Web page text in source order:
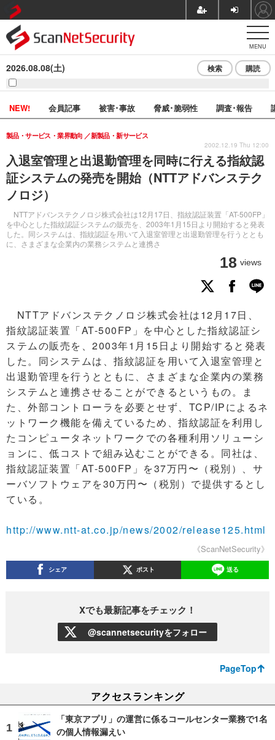
MENU
2026.08.08(土) 検索 購読
NEW! 会員記事 被害･事故 脅威･脆弱性 調査･報告
入退室管理と出退勤管理を同時に行える指紋認
証システムの発売を開始（NTTアドバンステク
ノロジ）
NTTアドバンステクノロジ株式会社は12月17日、指紋認証装置「AT-500FP」
を中心とした指紋認証システムの販売を、2003年1月15日より開始すると発表
した。同システムは、指紋認証を用いて入退室管理と出退勤管理を行うととも
に、さまざまな企業内の業務システムと連携さ
製品・サービス・業界動向 新製品・新サービス
18 views
2002.12.19 Thu 12:00
NTTアドバンステクノロジ株式会社は12月17日、
指紋認証装置「AT-500FP」を中心とした指紋認証シ
ステムの販売を、2003年1月15日より開始すると発表
した。同システムは、指紋認証を用いて入退室管理と
出退勤管理を行うとともに、さまざまな企業内の業務
システムと連携させることができるというもの。ま
た、外部コントローラを必要とせず、TCP/IPによるネ
ットワーク機能を備えているため、指紋認証を利用し
たコンピュータネットワークでの各種利用ソリューシ
ョンに、低コストで組み込むことができる。同社は、
指紋認証装置「AT-500FP」を37万円〜（税別）、サ
ーバソフトウェアを30万円〜（税別）で提供するとし
ている。
http://www.ntt-at.co.jp/news/2002/release125.html
《ScanNetSecurity》
シェア ポスト 送る
Xでも最新記事をチェック！
@scannetsecurityをフォロー
PageTop
アクセスランキング
「東京アプリ」の運営に係るコールセンター業務で1名
の個人情報漏えい